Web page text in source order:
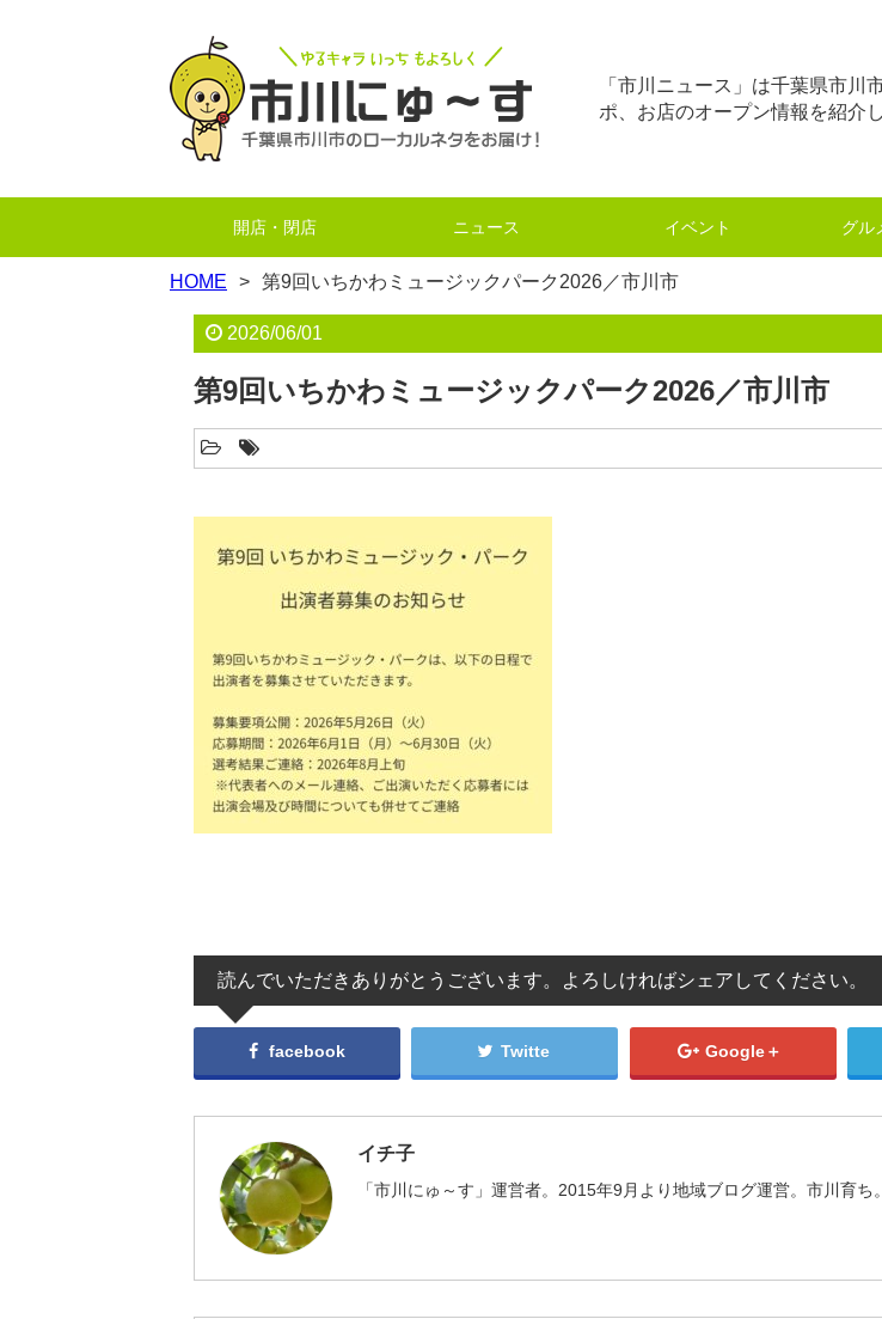
「市川ニュース」は千葉県市川
ポ、お店のオープン情報を紹介し
開店・閉店 ニュース イベント グル
HOME 第9回いちかわミュージックパーク2026／市川市
2026/06/01
第9回いちかわミュージックパーク2026／市川市
読んでいただきありがとうございます。よろしければシェアしてください。
facebook Twitte Google＋
イチ子
「市川にゅ～す」運営者。2015年9月より地域ブログ運営。市川育ち